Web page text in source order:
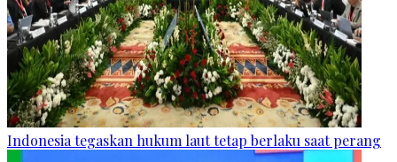
Indonesia tegaskan hukum laut tetap berlaku saat perang